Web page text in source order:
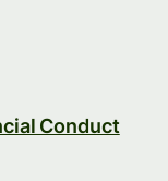
Conduct